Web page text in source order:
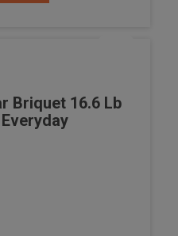
Briquet 16.6 Lb